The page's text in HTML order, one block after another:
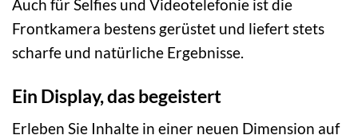
Auch für Selfies und Videotelefonie ist die
Frontkamera bestens gerüstet und liefert stets
scharfe und natürliche Ergebnisse.
Ein Display, das begeistert
Erleben Sie Inhalte in einer neuen Dimension auf